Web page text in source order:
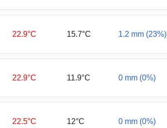
22.9°C 15.7°C 1.2 mm (23%)
22.9°C 11.9°C 0 mm (0%)
22.5°C 12°C 0 mm (0%)